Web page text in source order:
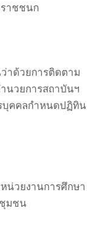
ราชชนก
าด้วยการติดตาม
นวยการสถาบันฯ
บุคคลกำหนดปฏิทิน
น่วยงานการศึกษา
มชน